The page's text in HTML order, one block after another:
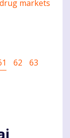
markets
Puslapis
62 Puslapis
63